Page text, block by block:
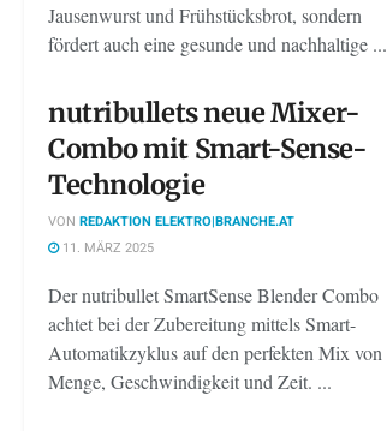
Jausenwurst und Frühstücksbrot, sondern
fördert auch eine gesunde und nachhaltige ...
nutribullets neue Mixer-
Combo mit Smart-Sense-
Technologie
VON REDAKTION ELEKTRO|BRANCHE.AT
11. MÄRZ 2025
Der nutribullet SmartSense Blender Combo
achtet bei der Zubereitung mittels Smart-
Automatikzyklus auf den perfekten Mix von
Menge, Geschwindigkeit und Zeit. ...